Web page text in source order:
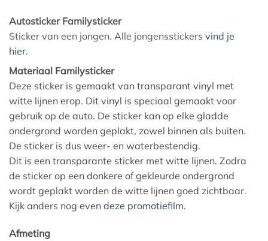
Autosticker Familysticker
Sticker van een jongen. Alle jongensstickers vind je
hier.
Materiaal Familysticker
Deze sticker is gemaakt van transparant vinyl met
witte lijnen erop. Dit vinyl is speciaal gemaakt voor
gebruik op de auto. De sticker kan op elke gladde
ondergrond worden geplakt, zowel binnen als buiten.
De sticker is dus weer- en waterbestendig.
Dit is een transparante sticker met witte lijnen. Zodra
de sticker op een donkere of gekleurde ondergrond
wordt geplakt worden de witte lijnen goed zichtbaar.
Kijk anders nog even deze promotiefilm.
Afmeting